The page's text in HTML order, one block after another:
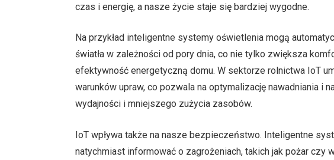
czas i energię, a nasze życie staje się bardziej wygodne.
Na przykład inteligentne systemy oświetlenia mogą
światła w zależności od pory dnia, co nie tylko zwiększa
efektywność energetyczną domu. W sektorze rolnictwa IoT
warunków upraw, co pozwala na optymalizację nawadniania i
wydajności i mniejszego zużycia zasobów.
IoT wpływa także na nasze bezpieczeństwo. Inteligentne
natychmiast informować o zagrożeniach, takich jak pożar czy